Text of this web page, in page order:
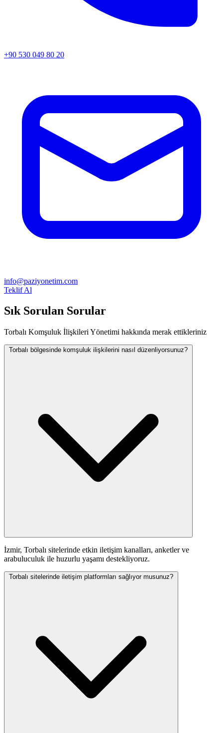
+90 530 049 80 20
info@paziyonetim.com
Teklif Al
Sık Sorulan Sorular
Torbalı Komşuluk İlişkileri Yönetimi hakkında merak ettikleriniz
Torbalı bölgesinde komşuluk ilişkilerini nasıl düzenliyorsunuz?
İzmir, Torbalı sitelerinde etkin iletişim kanalları, anketler ve
arabuluculuk ile huzurlu yaşamı destekliyoruz.
Torbalı sitelerinde iletişim platformları sağlıyor musunuz?